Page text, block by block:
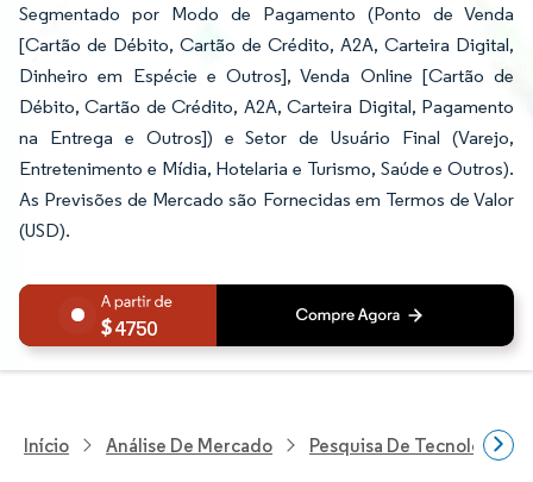
Segmentado por Modo de Pagamento (Ponto de Venda
[Cartão de Débito, Cartão de Crédito, A2A, Carteira Digital,
Dinheiro em Espécie e Outros], Venda Online [Cartão de
Débito, Cartão de Crédito, A2A, Carteira Digital, Pagamento
na Entrega e Outros]) e Setor de Usuário Final (Varejo,
Entretenimento e Mídia, Hotelaria e Turismo, Saúde e Outros).
As Previsões de Mercado são Fornecidas em Termos de Valor
(USD).
4750
Início Análise De Mercado Pesquisa De Tecnologia,